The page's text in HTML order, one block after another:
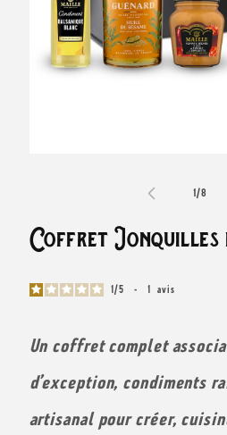
une
fenêtre
modale
1/de
8
Coffret Jonquilles
1/5 - 1avis
Un coffret complet
d’exception, condiments
artisanal pour créer,